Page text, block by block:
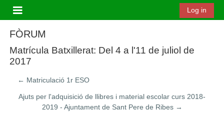
Panell lateral
Log in
FÒRUM
Matrícula Batxillerat: Del 4 a l'11 de juliol de
2017
← Matriculació 1r ESO
Ajuts per l'adquisició de llibres i material escolar curs 2018-
2019 - Ajuntament de Sant Pere de Ribes →